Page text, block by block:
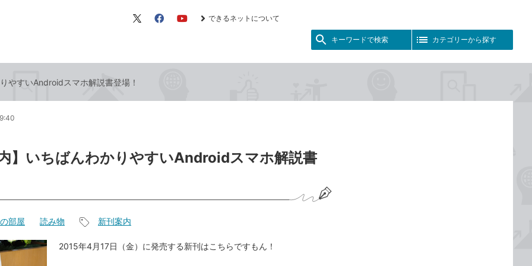
X（旧 FacebookYouTube
できるネットについて
キーワードで検索 カテゴリーから探す
やすいAndroidスマホ解説書登場！
】いちばんわかりやすいAndroidスマホ解説書
部屋 読み物
事
新刊案内
2015年4月17日（金）に発売する新刊はこちらですもん！